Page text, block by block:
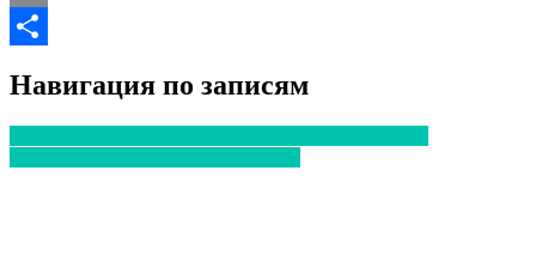
Email
Навигация по записям